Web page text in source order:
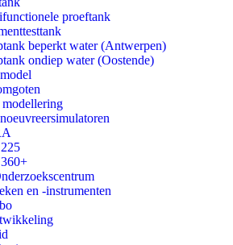
proeftank
beperkt water (Antwerpen)
ondiep water (Oostende)
en -instrumenten